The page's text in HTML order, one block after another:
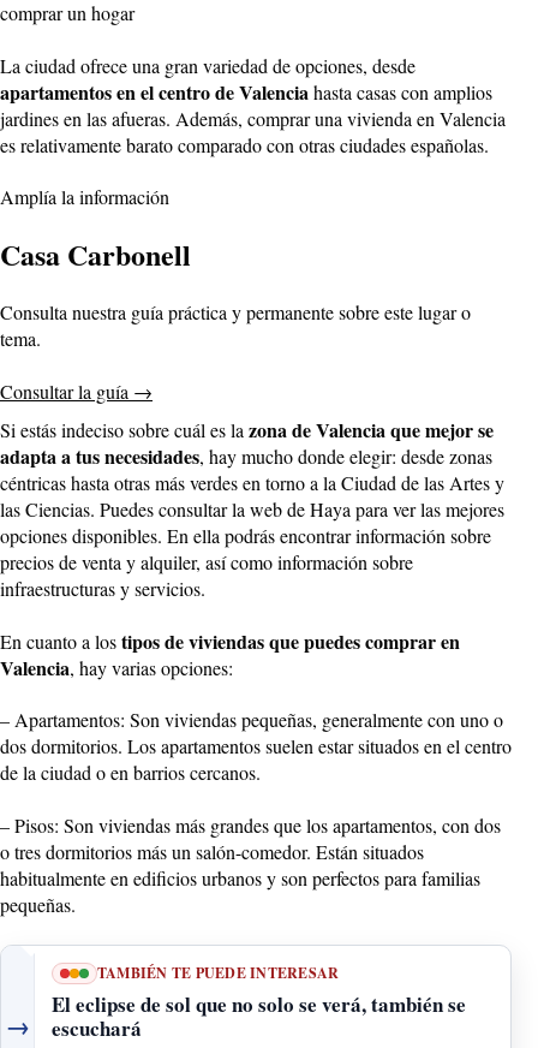
comprar un hogar
La ciudad ofrece una gran variedad de opciones, desde
apartamentos en el centro de Valenciahasta casas con amplios
jardines en las afueras. Además, comprar una vivienda en Valencia
es relativamente barato comparado con otras ciudades españolas.
Amplía la información
Casa Carbonell
Consulta nuestra guía práctica y permanente sobre este lugar o
tema.
Consultar la guía →
Si estás indeciso sobre cuál es la zona de Valencia que mejor se
adapta a tus necesidades, hay mucho donde elegir: desde zonas
céntricas hasta otras más verdes en torno a la Ciudad de las Artes y
las Ciencias. Puedes consultar la web de Haya para ver las mejores
opciones disponibles. En ella podrás encontrar información sobre
precios de venta y alquiler, así como información sobre
infraestructuras y servicios.
En cuanto a lostipos de viviendas que puedes comprar en
Valencia, hay varias opciones:
– Apartamentos: Son viviendas pequeñas, generalmente con uno o
dos dormitorios. Los apartamentos suelen estar situados en el centro
de la ciudad o en barrios cercanos.
– Pisos: Son viviendas más grandes que los apartamentos, con dos
o tres dormitorios más un salón-comedor. Están situados
habitualmente en edificios urbanos y son perfectos para familias
pequeñas.
→
TAMBIÉN TE PUEDE INTERESAR
El eclipse de sol que no solo se verá, también se
escuchará